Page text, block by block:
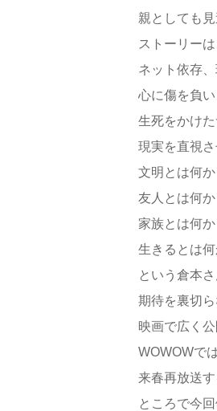
親としても
ストーリーは
ネット依存
心に傷を負
生死をかけ
現実を直視さ
文明とは何か
友人とは何か
家族とは何か
生きるとは
という倉本
期待を裏切
映画で広く
WOWOWで
来春再放送す
ところで今